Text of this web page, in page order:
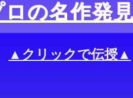
ロの名作発
▲クリックで伝授▲